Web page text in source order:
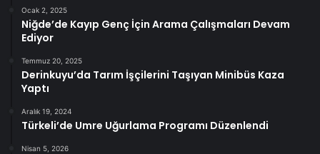
Ocak 2, 2025
Niğde’de Kayıp Genç İçin Arama Çalışmaları Devam
Ediyor
Temmuz 20, 2025
Derinkuyu’da Tarım İşçilerini Taşıyan Minibüs Kaza
Yaptı
Aralık 19, 2024
Türkeli’de Umre Uğurlama Programı Düzenlendi
Nisan 5, 2026